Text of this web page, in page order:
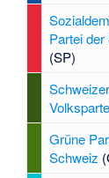
Partei
(SP)
Grüne
Schweiz